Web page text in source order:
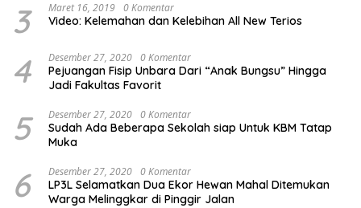
3 Maret 16, 2019 0 Komentar
Video: Kelemahan dan Kelebihan All New Terios
4 Desember 27, 2020 0 Komentar
Pejuangan Fisip Unbara Dari “Anak Bungsu” Hingga
Jadi Fakultas Favorit
5 Desember 27, 2020 0 Komentar
Sudah Ada Beberapa Sekolah siap Untuk KBM Tatap
Muka
6 Desember 27, 2020 0 Komentar
LP3L Selamatkan Dua Ekor Hewan Mahal Ditemukan
Warga Melinggkar di Pinggir Jalan